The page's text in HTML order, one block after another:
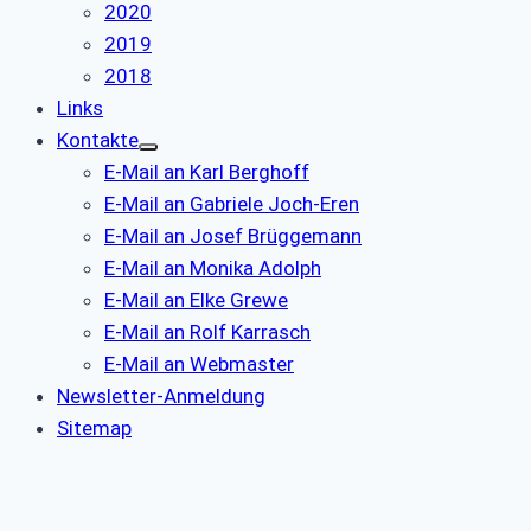
2020
2019
2018
Links
Kontakte
E-Mail an Karl Berghoff
E-Mail an Gabriele Joch-Eren
E-Mail an Josef Brüggemann
E-Mail an Monika Adolph
E-Mail an Elke Grewe
E-Mail an Rolf Karrasch
E-Mail an Webmaster
Newsletter-Anmeldung
Sitemap